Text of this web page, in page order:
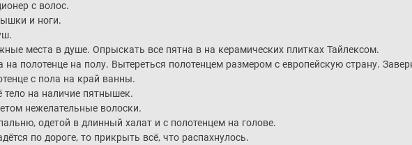
с волос.
и ноги.
места в душе. Опрыскать все пятна в на керамических плитках Тайлексом.
полотенце на полу. Вытереться полотенцем размером с европейскую страну.
с пола на край ванны.
тело на наличие пятнышек.
нежелательные волоски.
одетой в длинный халат и с полотенцем на голове.
по дороге, то прикрыть всё, что распахнулось.